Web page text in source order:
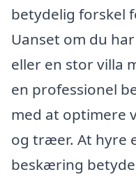
betydelig forskel
Uanset om du
eller en stor villa
en professionel
med at optimere
og træer. At hyre
beskæring